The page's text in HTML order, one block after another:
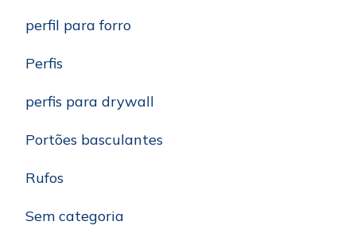
perfil para forro
Perfis
perfis para drywall
Portões basculantes
Rufos
Sem categoria